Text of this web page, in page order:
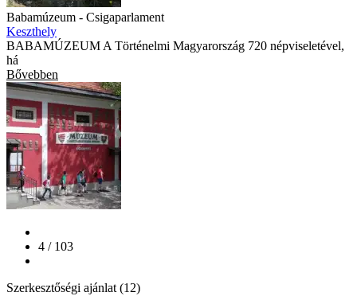
Babamúzeum - Csigaparlament
Keszthely
BABAMÚZEUM A Történelmi Magyarország 720 népviseletével,
há
Bővebben
4 / 103
Szerkesztőségi ajánlat (12)